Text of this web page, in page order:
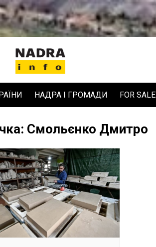
НАДРА І ГРОМАДИ FOR SALE
Смольєнко Дмитро